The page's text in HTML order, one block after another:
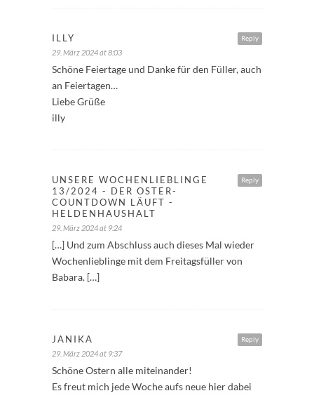
Reply
ILLY
29. März 2024 at 8:03
Schöne Feiertage und Danke für den Füller, auch
an Feiertagen…
Liebe Grüße
illy
Reply
UNSERE WOCHENLIEBLINGE
13/2024 - DER OSTER-
COUNTDOWN LÄUFT -
HELDENHAUSHALT
29. März 2024 at 9:24
[…] Und zum Abschluss auch dieses Mal wieder
Wochenlieblinge mit dem Freitagsfüller von
Babara. […]
Reply
JANIKA
29. März 2024 at 9:37
Schöne Ostern alle miteinander!
Es freut mich jede Woche aufs neue hier dabei